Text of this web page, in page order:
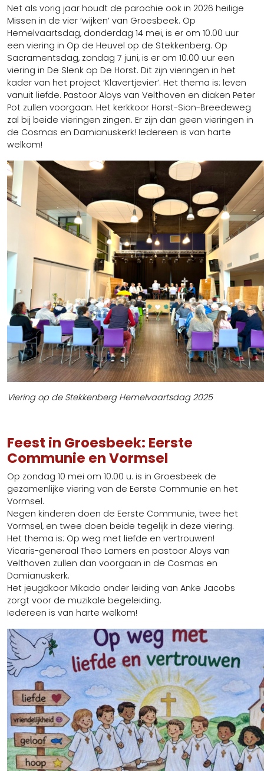
Net als vorig jaar houdt de parochie ook in 2026 heilige
Missen in de vier ‘wijken’ van Groesbeek. Op
Hemelvaartsdag, donderdag 14 mei, is er om 10.00 uur
een viering in Op de Heuvel op de Stekkenberg. Op
Sacramentsdag, zondag 7 juni, is er om 10.00 uur een
viering in De Slenk op De Horst. Dit zijn vieringen in het
kader van het project ‘Klavertjevier’. Het thema is: leven
vanuit liefde. Pastoor Aloys van Velthoven en diaken Peter
Pot zullen voorgaan. Het kerkkoor Horst-Sion-Breedeweg
zal bij beide vieringen zingen. Er zijn dan geen vieringen in
de Cosmas en Damianuskerk! Iedereen is van harte
welkom!
Viering op de Stekkenberg Hemelvaartsdag 2025
Feest in Groesbeek: Eerste
Communie en Vormsel
Op zondag 10 mei om 10.00 u. is in Groesbeek de
gezamenlijke viering van de Eerste Communie en het
Vormsel.
Negen kinderen doen de Eerste Communie, twee het
Vormsel, en twee doen beide tegelijk in deze viering.
Het thema is: Op weg met liefde en vertrouwen!
Vicaris-generaal Theo Lamers en pastoor Aloys van
Velthoven zullen dan voorgaan in de Cosmas en
Damianuskerk.
Het jeugdkoor Mikado onder leiding van Anke Jacobs
zorgt voor de muzikale begeleiding.
Iedereen is van harte welkom!